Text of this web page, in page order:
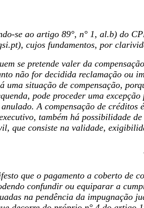
se ao artigo 89°, n° 1, al.b) do
cujos fundamentos, por
se pretende valer da
não for decidida reclamação ou
uma situação de compensação,
pode proceder uma
A compensação de
também há possibilidade
que consiste na validade,
que o pagamento a coberto
confundir ou equiparar a
na pendência da